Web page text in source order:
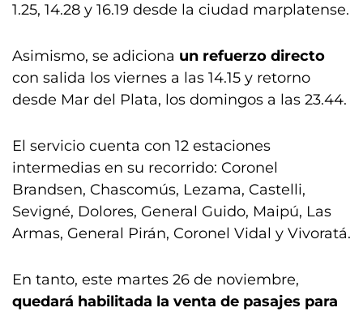
1.25, 14.28 y 16.19 desde la ciudad marplatense.
Asimismo, se adiciona un refuerzo directo
con salida los viernes a las 14.15 y retorno
desde Mar del Plata, los domingos a las 23.44.
El servicio cuenta con 12 estaciones
intermedias en su recorrido: Coronel
Brandsen, Chascomús, Lezama, Castelli,
Sevigné, Dolores, General Guido, Maipú, Las
Armas, General Pirán, Coronel Vidal y Vivoratá.
En tanto, este martes 26 de noviembre,
quedará habilitada la venta de pasajes para